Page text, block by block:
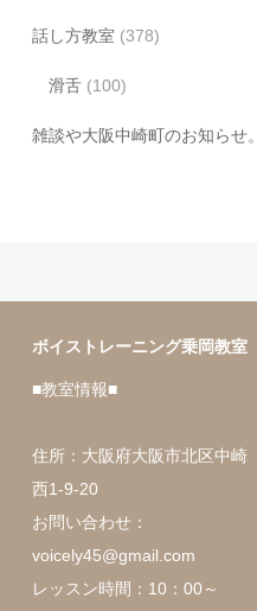
話し方教室 (378)
滑舌 (100)
雑談や大阪中崎町のお知らせ。
ボイストレーニング乗岡教室
■教室情報■
住所：大阪府大阪市北区中崎
西1-9-20
お問い合わせ：
voicely45@gmail.com
レッスン時間：10：00～